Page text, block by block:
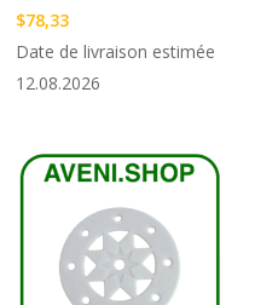
$78,33
Date de livraison estimée
12.08.2026